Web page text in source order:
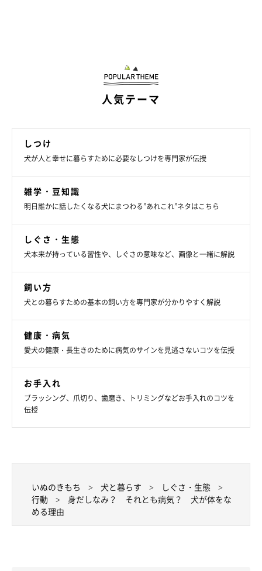
苦手な犬に会って緊張しているときや初めての場所で不安を感じ
いけど出られないという葛藤を感じたときなどにも、一見無関係
に見える「なめる」しぐさをすることで、犬は自分自身の気持ち
●どう対処したらいいの？
ざま。愛犬のストレスに気づいたら、苦手なものや場所からいっ
たん離れて気分転換をさせたり、抱っこなどをして気持ちを紛ら
人気テーマ
しつけ
犬が人と幸せに暮らすために必要なしつけを専門家が伝授
雑学・豆知識
明日誰かに話したくなる犬にまつわる”あれこれ”ネタはこちら
しぐさ・生態
犬本来が持っている習性や、しぐさの意味など、画像と一緒に解説
飼い方
犬との暮らすための基本の飼い方を専門家が分かりやすく解説
健康・病気
愛犬の健康・長生きのために病気のサインを見逃さないコツを伝授
お手入れ
ブラッシング、爪切り、歯磨き、トリミングなどお手入れのコツを
伝授
いぬのきもち 犬と暮らす
しぐさ・生態
行動
身だしなみ？ それとも病気？ 犬が体をな
める理由